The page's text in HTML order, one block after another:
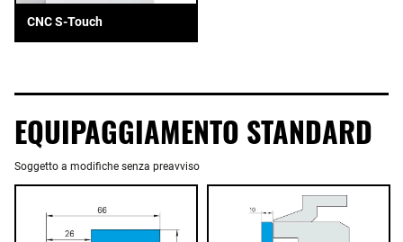
CNC S-Touch
EQUIPAGGIAMENTO STANDARD
Soggetto a modifiche senza preavviso